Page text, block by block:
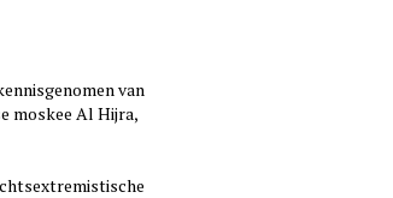
van
moskee Al Hijra,